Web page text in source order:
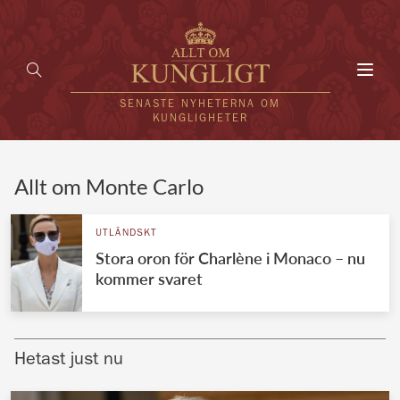
SENASTE NYHETERNA OM
KUNGLIGHETER
UTLÄNDSKT
VÄRLDENS KUNGAHUS
Brittiska kungahuset
Allt om Monte Carlo
UTLÄNDSKT
Stora oron för Charlène i Monaco – nu
kommer svaret
Hetast just nu